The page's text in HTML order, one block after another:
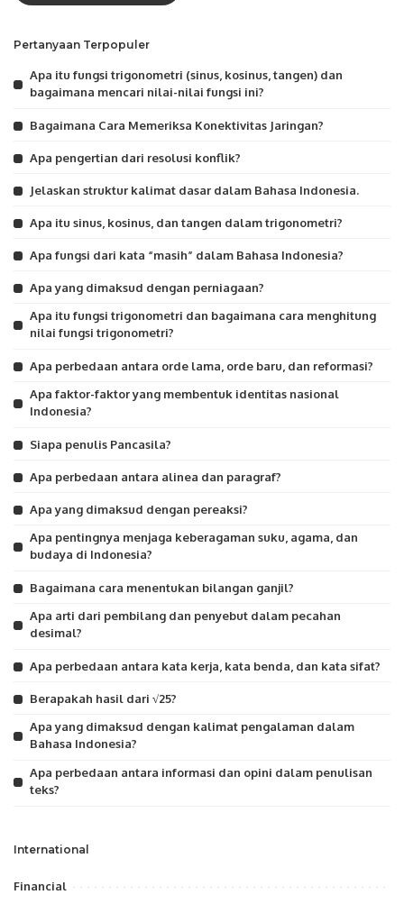
Pertanyaan Terpopuler
Apa itu fungsi trigonometri (sinus, kosinus, tangen) dan
bagaimana mencari nilai-nilai fungsi ini?
Bagaimana Cara Memeriksa Konektivitas Jaringan?
Apa pengertian dari resolusi konflik?
Jelaskan struktur kalimat dasar dalam Bahasa Indonesia.
Apa itu sinus, kosinus, dan tangen dalam trigonometri?
Apa fungsi dari kata “masih” dalam Bahasa Indonesia?
Apa yang dimaksud dengan perniagaan?
Apa itu fungsi trigonometri dan bagaimana cara menghitung
nilai fungsi trigonometri?
Apa perbedaan antara orde lama, orde baru, dan reformasi?
Apa faktor-faktor yang membentuk identitas nasional
Indonesia?
Siapa penulis Pancasila?
Apa perbedaan antara alinea dan paragraf?
Apa yang dimaksud dengan pereaksi?
Apa pentingnya menjaga keberagaman suku, agama, dan
budaya di Indonesia?
Bagaimana cara menentukan bilangan ganjil?
Apa arti dari pembilang dan penyebut dalam pecahan
desimal?
Apa perbedaan antara kata kerja, kata benda, dan kata sifat?
Berapakah hasil dari √25?
Apa yang dimaksud dengan kalimat pengalaman dalam
Bahasa Indonesia?
Apa perbedaan antara informasi dan opini dalam penulisan
teks?
International
Financial